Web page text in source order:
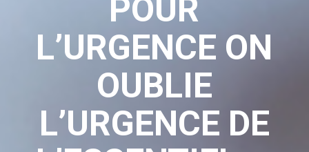
POUR
L’URGENCE ON
OUBLIE
L’URGENCE DE